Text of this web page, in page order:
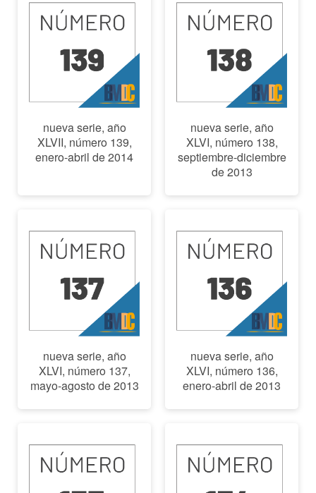
nueva serie, año
XLVII, número 139,
enero-abril de 2014
nueva serie, año
XLVI, número 138,
septiembre-diciembre
de 2013
nueva serie, año
XLVI, número 137,
mayo-agosto de 2013
nueva serie, año
XLVI, número 136,
enero-abril de 2013